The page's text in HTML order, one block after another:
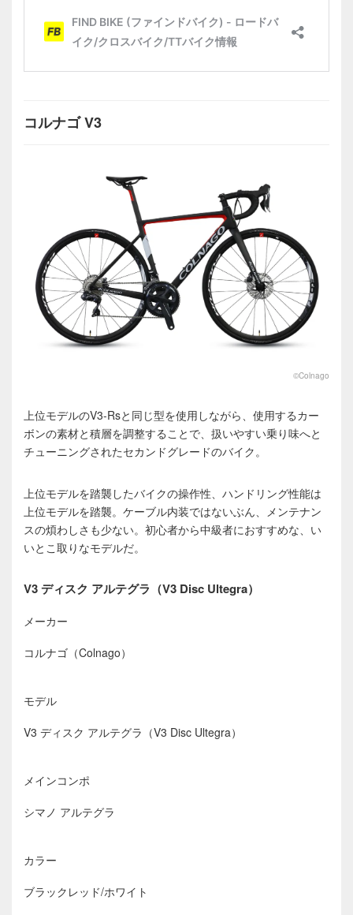
コルナゴ V3
©️Colnago
上位モデルのV3-Rsと同じ型を使用しながら、使用するカー
ボンの素材と積層を調整することで、扱いやすい乗り味へと
チューニングされたセカンドグレードのバイク。
上位モデルを踏襲したバイクの操作性、ハンドリング性能は
上位モデルを踏襲。ケーブル内装ではないぶん、メンテナン
スの煩わしさも少ない。初心者から中級者におすすめな、い
いとこ取りなモデルだ。
V3 ディスク アルテグラ（V3 Disc Ultegra）
メーカー
コルナゴ（Colnago）
モデル
V3 ディスク アルテグラ（V3 Disc Ultegra）
メインコンポ
シマノ アルテグラ
カラー
ブラックレッド/ホワイト